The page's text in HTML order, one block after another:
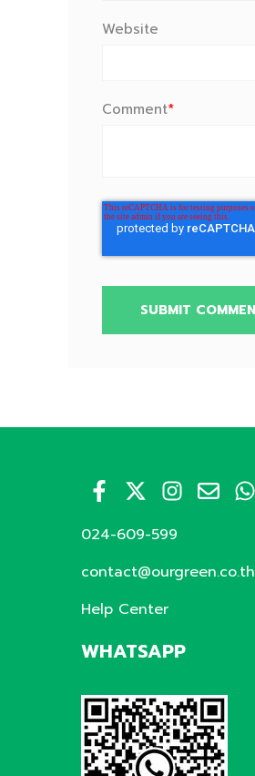
Website
Comment*
024-609-599
contact@ourgreen.co.th
Help Center
WHATSAPP